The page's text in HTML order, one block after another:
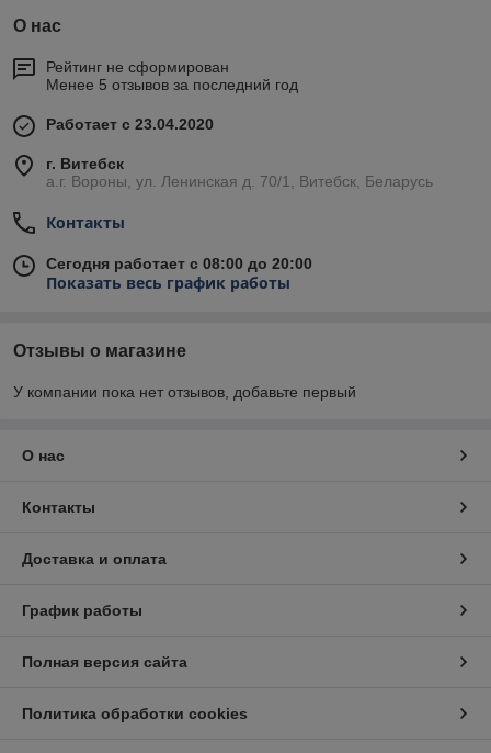
О нас
Рейтинг не сформирован
Менее 5 отзывов за последний год
Работает с 23.04.2020
г. Витебск
а.г. Вороны, ул. Ленинская д. 70/1, Витебск, Беларусь
Контакты
Сегодня работает с 08:00 до 20:00
Показать весь график работы
Отзывы о магазине
У компании пока нет отзывов, добавьте первый
О нас
Контакты
Доставка и оплата
График работы
Полная версия сайта
Политика обработки cookies